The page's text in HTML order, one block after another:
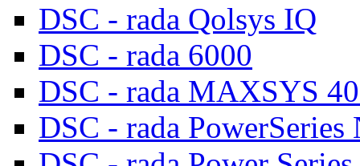
DSC - rada Qolsys IQ
DSC - rada 6000
DSC - rada MAXSYS
DSC - rada PowerSeries